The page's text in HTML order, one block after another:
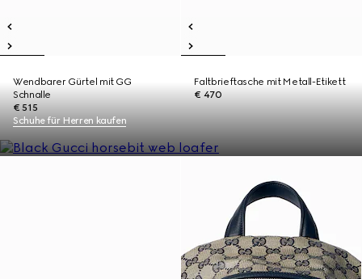
Wendbarer Gürtel mit GG
Schnalle
€ 515
Faltbrieftasche mit Metall-Etikett
€ 470
Schuhe für Herren kaufen